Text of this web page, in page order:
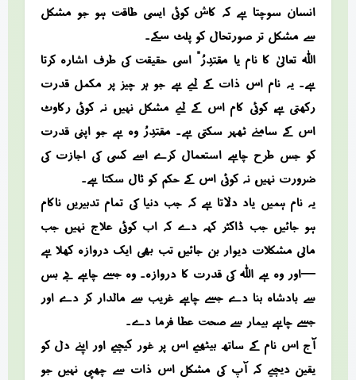
انسان سوچتا ہے کہ کاش کوئی ایسی طاقت ہو جو مشکل
سے مشکل تر صورتحال کو پلٹ سکے۔
اللہ تعالیٰ کا نام “یَا مُقْتَدِرُ” اسی حقیقت کی طرف اشارہ کرتا
ہے۔ یہ نام اس ذات کے لیے ہے جو ہر چیز پر مکمل قدرت
رکھتی ہے، کوئی کام اس کے لیے مشکل نہیں، نہ کوئی رکاوٹ
اس کے سامنے ٹھہر سکتی ہے۔ مُقْتَدِرُ وہ ہے جو اپنی قدرت
کو جس طرح چاہے استعمال کرے، اسے کسی کی اجازت کی
ضرورت نہیں، نہ کوئی اس کے حکم کو ٹال سکتا ہے۔
یہ نام ہمیں یاد دلاتا ہے کہ جب دنیا کی تمام تدبیریں ناکام
ہو جائیں، جب ڈاکٹر کہہ دے کہ اب کوئی علاج نہیں، جب
مالی مشکلات دیوار بن جائیں، تب بھی ایک دروازہ کھلا ہے
—اور وہ ہے اللہ کی قدرت کا دروازہ۔ وہ جسے چاہے بے بس
سے بادشاہ بنا دے، جسے چاہے غریب سے مالدار کر دے، اور
جسے چاہے بیمار سے صحت عطا فرما دے۔
آج اس نام کے ساتھ بیٹھیے، اس پر غور کیجیے، اور اپنے دل کو
یقین دیجیے کہ آپ کی مشکل اس ذات سے چھپی نہیں جو